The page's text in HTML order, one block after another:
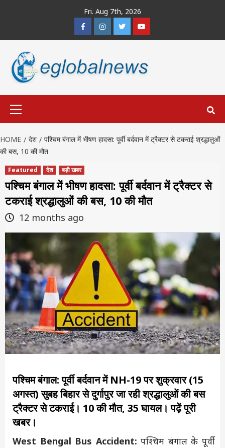
Fri. Aug 7th, 2026
FacebookInstagramTwitterYoutube
HOME देश
पश्चिम बंगाल में भीषण हादसा: पूर्वी बर्दवान में ट्रैक्टर से टकराई श्रद्धालुओं
की बस, 10 की मौत
Featured देश बड़ी खबर
पश्चिम बंगाल में भीषण हादसा: पूर्वी बर्दवान में ट्रैक्टर से
टकराई श्रद्धालुओं की बस, 10 की मौत
12 months ago
पश्चिम बंगाल: पूर्वी बर्दवान में NH-19 पर शुक्रवार (15
अगस्त) सुबह बिहार से दुर्गापुर जा रही श्रद्धालुओं की बस
ट्रैक्टर से टकराई। 10 की मौत, 35 घायल। पढ़ें पूरी
खबर।
West Bengal Bus Accident: पश्चिम बंगाल के पूर्वी